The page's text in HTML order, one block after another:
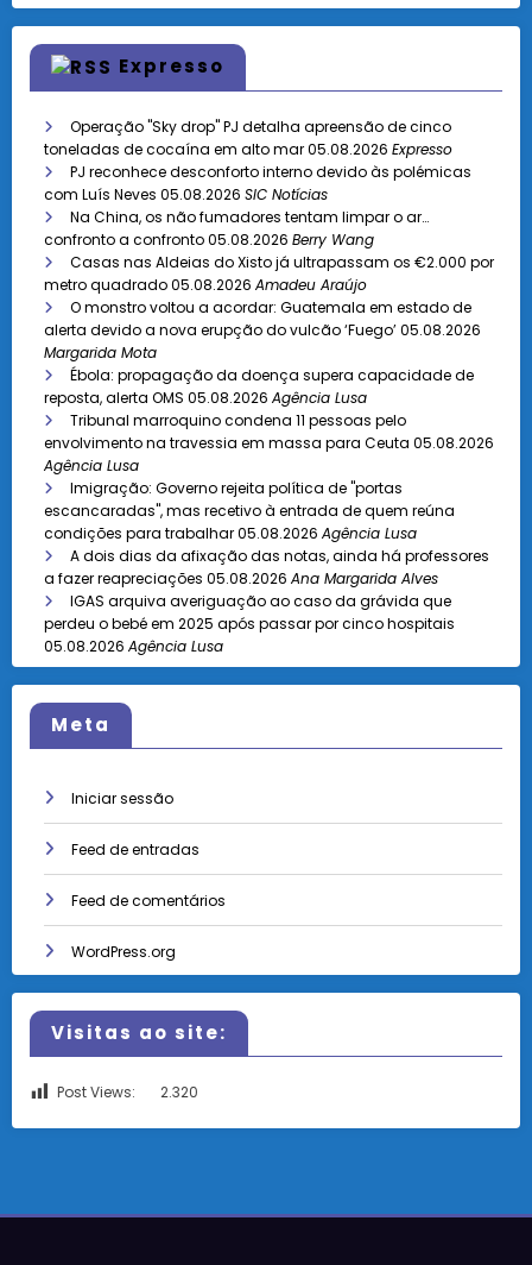
Expresso
Operação "Sky drop" PJ detalha apreensão de cinco
toneladas de cocaína em alto mar05.08.2026 Expresso
PJ reconhece desconforto interno devido às polémicas
com Luís Neves 05.08.2026 SIC Notícias
Na China, os não fumadores tentam limpar o ar…
confronto a confronto05.08.2026 Berry Wang
Casas nas Aldeias do Xisto já ultrapassam os €2.000 por
metro quadrado05.08.2026 Amadeu Araújo
O monstro voltou a acordar: Guatemala em estado de
alerta devido a nova erupção do vulcão ‘Fuego’05.08.2026
Margarida Mota
Ébola: propagação da doença supera capacidade de
reposta, alerta OMS 05.08.2026 Agência Lusa
Tribunal marroquino condena 11 pessoas pelo
envolvimento na travessia em massa para Ceuta 05.08.2026
Agência Lusa
Imigração: Governo rejeita política de "portas
escancaradas", mas recetivo à entrada de quem reúna
condições para trabalhar05.08.2026 Agência Lusa
A dois dias da afixação das notas, ainda há professores
a fazer reapreciações 05.08.2026 Ana Margarida Alves
IGAS arquiva averiguação ao caso da grávida que
perdeu o bebé em 2025 após passar por cinco hospitais
05.08.2026 Agência Lusa
Meta
Iniciar sessão
Feed de entradas
Feed de comentários
WordPress.org
Visitas ao site:
Post Views: 2.320